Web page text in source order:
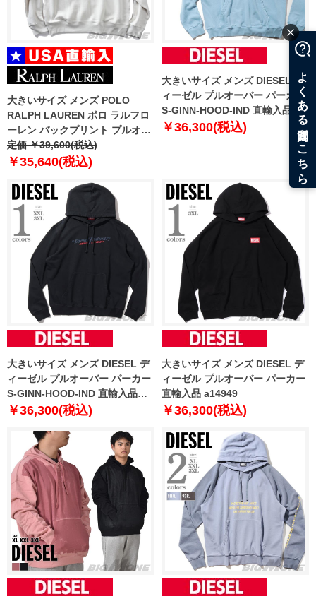
大きいサイズ メンズ POLO
RALPH LAUREN ポロ ラルフロ
ーレン バックプリント プルオー
バー パーカー POLO BEAR USA
直輸入 710p05917-001
定価 ￥39,600(税込)
￥35,640(税込)
大きいサイズ メンズ DIESEL デ
ィーゼル プルオーバー パーカー
S-GINN-HOOD-IND 直輸入品
a03744-0ajih
￥36,300(税込)
大きいサイズ メンズ DIESEL デ
ィーゼル プルオーバー パーカー
S-GINN-HOOD-IND 直輸入品
a03744
￥36,300(税込)
大きいサイズ メンズ DIESEL デ
ィーゼル プルオーバー パーカー
直輸入品 a14949
￥36,300(税込)